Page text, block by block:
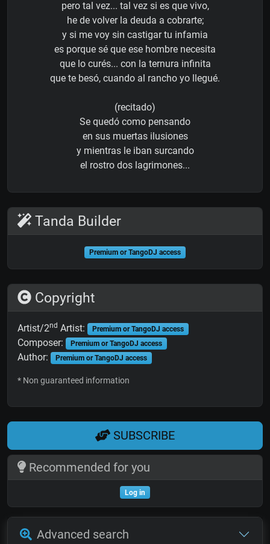
pero tal vez... tal vez si es que vivo,
he de volver la deuda a cobrarte;
y si me voy sin castigar tu infamia
es porque sé que ese hombre necesita
que lo curés... con la ternura infinita
que te besó, cuando al rancho yo llegué.
(recitado)
Se quedó como pensando
en sus muertas ilusiones
y mientras le iban surcando
el rostro dos lagrimones...
Tanda Builder
Premium or TangoDJ access
Copyright
Artist/2nd Artist: Premium or TangoDJ access
Composer: Premium or TangoDJ access
Author: Premium or TangoDJ access
* Non guaranteed information
SUBSCRIBE
Recommended for you
Log in
Advanced search